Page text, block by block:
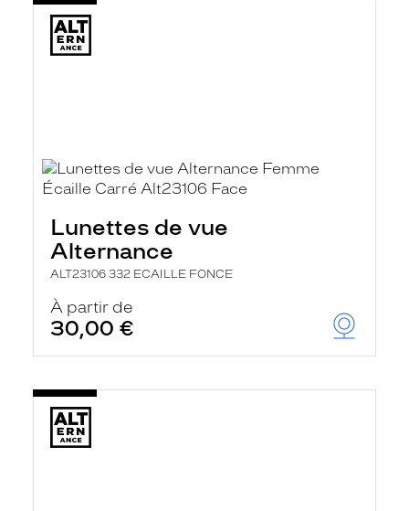
Lunettes de vue
Alternance
ALT23106 332 ECAILLE FONCE
À partir de
30,00 €